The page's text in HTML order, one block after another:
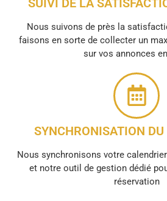
Nous suivons de près la
faisons en sorte de collecter un
sur vos annonces
SYNCHRONISATION DU
Nous synchronisons votre
et notre outil de gestion dédié
réservation